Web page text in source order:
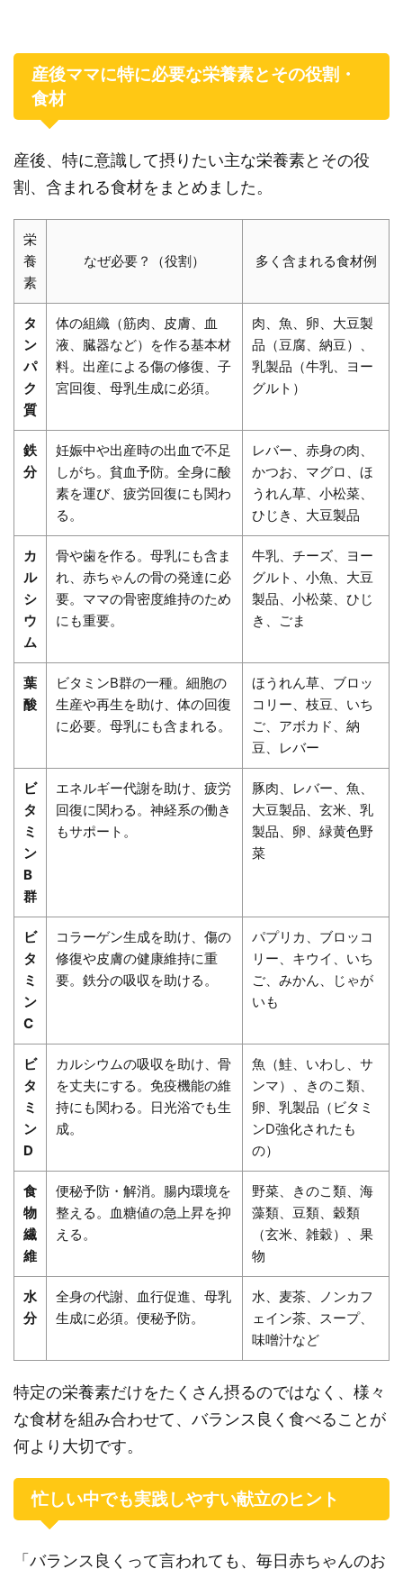
産後ママに特に必要な栄養素とその役割・
食材
産後、特に意識して摂りたい主な栄養素とその役
割、含まれる食材をまとめました。
栄
養
素
なぜ必要？（役割） 多く含まれる食材例
タ
ン
パ
ク
質
体の組織（筋肉、皮膚、血
液、臓器など）を作る基本材
料。出産による傷の修復、子
宮回復、母乳生成に必須。
肉、魚、卵、大豆製
品（豆腐、納豆）、
乳製品（牛乳、ヨー
グルト）
鉄
分
妊娠中や出産時の出血で不足
しがち。貧血予防。全身に酸
素を運び、疲労回復にも関わ
る。
レバー、赤身の肉、
かつお、マグロ、ほ
うれん草、小松菜、
ひじき、大豆製品
カ
ル
シ
ウ
ム
骨や歯を作る。母乳にも含ま
れ、赤ちゃんの骨の発達に必
要。ママの骨密度維持のため
にも重要。
牛乳、チーズ、ヨー
グルト、小魚、大豆
製品、小松菜、ひじ
き、ごま
葉
酸
ビタミンB群の一種。細胞の
生産や再生を助け、体の回復
に必要。母乳にも含まれる。
ほうれん草、ブロッ
コリー、枝豆、いち
ご、アボカド、納
豆、レバー
ビ
タ
ミ
ン
B
群
エネルギー代謝を助け、疲労
回復に関わる。神経系の働き
もサポート。
豚肉、レバー、魚、
大豆製品、玄米、乳
製品、卵、緑黄色野
菜
ビ
タ
ミ
ン
C
コラーゲン生成を助け、傷の
修復や皮膚の健康維持に重
要。鉄分の吸収を助ける。
パプリカ、ブロッコ
リー、キウイ、いち
ご、みかん、じゃが
いも
ビ
タ
ミ
ン
D
カルシウムの吸収を助け、骨
を丈夫にする。免疫機能の維
持にも関わる。日光浴でも生
成。
魚（鮭、いわし、サ
ンマ）、きのこ類、
卵、乳製品（ビタミ
ンD強化されたも
の）
食
物
繊
維
便秘予防・解消。腸内環境を
整える。血糖値の急上昇を抑
える。
野菜、きのこ類、海
藻類、豆類、穀類
（玄米、雑穀）、果
物
水
分
全身の代謝、血行促進、母乳
生成に必須。便秘予防。
水、麦茶、ノンカフ
ェイン茶、スープ、
味噌汁など
特定の栄養素だけをたくさん摂るのではなく、様々
な食材を組み合わせて、バランス良く食べることが
何より大切です。
忙しい中でも実践しやすい献立のヒント
「バランス良くって言われても、毎日赤ちゃんのお